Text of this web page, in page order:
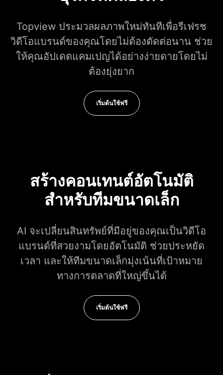
Topview ประมวลผลภาพใหม่ทันทีเพื่อรีเฟรช
วิดีโอแบรนด์ของคุณโดยไม่ต้องตัดต่อนาน ช่วย
ให้คุณอัปเดตแคมเปญได้อย่างง่ายดายโดยไม่
ต้องยุ่งยาก
เริ่มต้นใช้ฟรี
สร้างคอนเทนต์อัตโนมัติ
สำหรับทีมขนาดเล็ก
AI จะเปลี่ยนสินทรัพย์ที่มีอยู่ของคุณเป็นวิดีโอ
แบรนด์ที่สวยงามโดยอัตโนมัติ ช่วยประหยัด
เวลา และให้ทีมขนาดเล็กมุ่งเน้นที่เป้าหมาย
ทางการตลาดที่ใหญ่ขึ้นได้
เริ่มต้นใช้ฟรี